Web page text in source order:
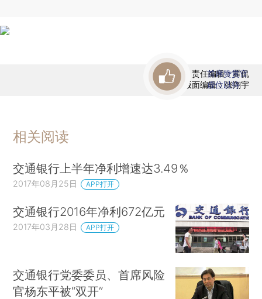
责任编辑：霍侃
版面编辑：张翔宇
首席赞赏官
虚位以待
相关阅读
交通银行上半年净利增速达3.49％
2017年08月25日 APP打开
交通银行2016年净利672亿元
2017年03月28日 APP打开
交通银行党委委员、首席风险
官杨东平被“双开”